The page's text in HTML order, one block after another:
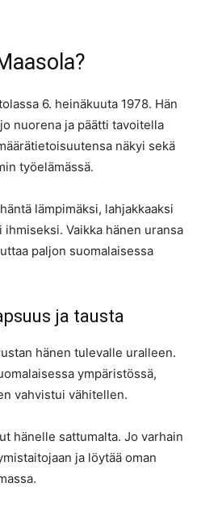
6. heinäkuuta 1978. Hän
nuorena ja päätti tavoitella
näkyi sekä
työelämässä.
lämpimäksi, lahjakkaaksi
Vaikka hänen uransa
paljon suomalaisessa
ja tausta
hänen tulevalle uralleen.
ympäristössä,
vahvistui vähitellen.
hänelle sattumalta. Jo varhain
ja löytää oman